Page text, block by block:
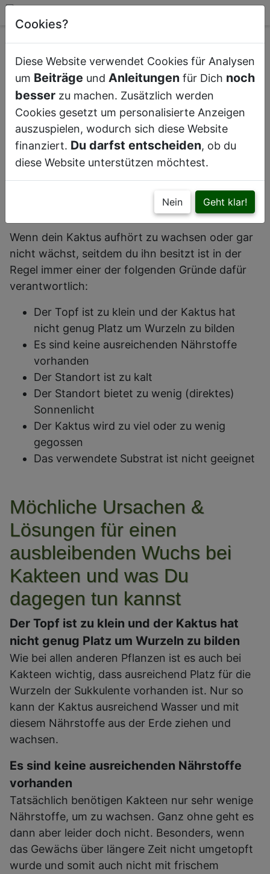
Cookies?
Diese Website verwendet Cookies für Analysen
um Beiträge und Anleitungen für Dich noch
besser zu machen. Zusätzlich werden
Cookies gesetzt um personalisierte Anzeigen
auszuspielen, wodurch sich diese Website
finanziert. Du darfst entscheiden, ob du
diese Website unterstützen möchtest.
Nein Geht klar!
Dieser Kaktus wächst nicht weiter, da der Topf
zu klein ist
Dein Kaktus wächst nicht?
Erfahre in diesem Beitrag, was mögliche
Ursachen hierfür sind und wie du dagegen
Wenn dein Kaktus aufhört zu wachsen oder gar
nicht wächst, seitdem du ihn besitzt ist in der
Regel immer einer der folgenden Gründe dafür
verantwortlich:
Der Topf ist zu klein und der Kaktus hat
nicht genug Platz um Wurzeln zu bilden
Es sind keine ausreichenden Nährstoffe
vorhanden
Der Standort ist zu kalt
Der Standort bietet zu wenig (direktes)
Sonnenlicht
Der Kaktus wird zu viel oder zu wenig
gegossen
Das verwendete Substrat ist nicht geeignet
Möchliche Ursachen &
Lösungen für einen
ausbleibenden Wuchs bei
Kakteen und was Du
dagegen tun kannst
Der Topf ist zu klein und der Kaktus hat
nicht genug Platz um Wurzeln zu bilden
Wie bei allen anderen Pflanzen ist es auch bei
Kakteen wichtig, dass ausreichend Platz für die
Wurzeln der Sukkulente vorhanden ist. Nur so
kann der Kaktus ausreichend Wasser und mit
diesem Nährstoffe aus der Erde ziehen und
wachsen.
Es sind keine ausreichenden Nährstoffe
vorhanden
Tatsächlich benötigen Kakteen nur sehr wenige
Nährstoffe, um zu wachsen. Ganz ohne geht es
dann aber leider doch nicht. Besonders, wenn
das Gewächs über längere Zeit nicht umgetopft
wurde und somit auch nicht mit frischem